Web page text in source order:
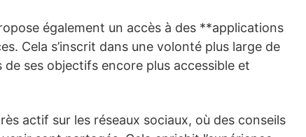
également un accès à des **applications
Cela s’inscrit dans une volonté plus large de
ses objectifs encore plus accessible et
actif sur les réseaux sociaux, où des conseils